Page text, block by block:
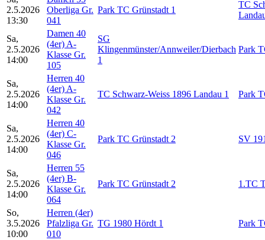
2.5.2026
13:30
Oberliga Gr.
041
Park TC Grünstadt 1
TC
Sa,
2.5.2026
14:00
Damen 40
(4er) A-
Klasse Gr.
105
SG
Klingenmünster/Annweiler/Dierbach
1
Park
Sa,
2.5.2026
14:00
Herren 40
(4er) A-
Klasse Gr.
042
TC Schwarz-Weiss 1896 Landau 1 Park
Sa,
2.5.2026
14:00
Herren 40
(4er) C-
Klasse Gr.
046
Park TC Grünstadt 2 SV
Sa,
2.5.2026
14:00
Herren 55
(4er) B-
Klasse Gr.
064
Park TC Grünstadt 2 1.TC
So,
3.5.2026
10:00
Herren (4er)
Pfalzliga Gr.
010
TG 1980 Hördt 1 Park